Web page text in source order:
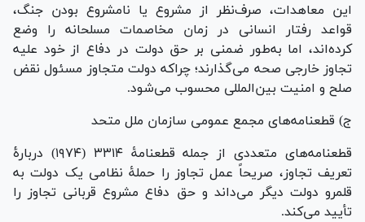
این معاهدات، صرف‌نظر از مشروع یا نامشروع بودن جنگ،
قواعد رفتار انسانی در زمان مخاصمات مسلحانه را وضع
کرده‌اند، اما به‌طور ضمنی بر حق دولت در دفاع از خود علیه
تجاوز خارجی صحه می‌گذارند؛ چراکه دولت متجاوز مسئول نقض
صلح و امنیت بین‌المللی محسوب می‌شود.
ج) قطعنامه‌های مجمع عمومی سازمان ملل متحد
قطعنامه‌های متعددی از جمله قطعنامۀ ۳۳۱۴ (۱۹۷۴) دربارۀ
تعریف تجاوز، صریحاً عمل تجاوز را حملۀ نظامی یک دولت به
قلمرو دولت دیگر می‌داند و حق دفاع مشروع قربانی تجاوز را
تأیید می‌کند.